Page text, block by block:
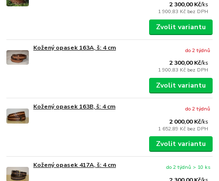
2 300,00 Kč/ks
1 900,83 Kč bez DPH
Zvolit variantu
Kožený opasek 163A, š: 4 cm
2 300,00 Kč/ks
1 900,83 Kč bez DPH
do 2 týdnů
Zvolit variantu
Kožený opasek 163B, š: 4 cm
2 000,00 Kč/ks
1 652,89 Kč bez DPH
do 2 týdnů
Zvolit variantu
Kožený opasek 417A, š: 4 cm
do 2 týdnů > 10 ks